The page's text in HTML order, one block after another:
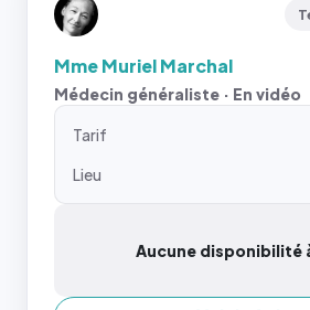
Mme Muriel Marchal
Médecin généraliste · En vidéo
Tarif
Lieu
Aucune disponibilité